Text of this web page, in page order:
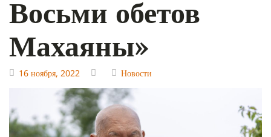
Восьми обетов
Махаяны»
16 ноября, 2022 Новости